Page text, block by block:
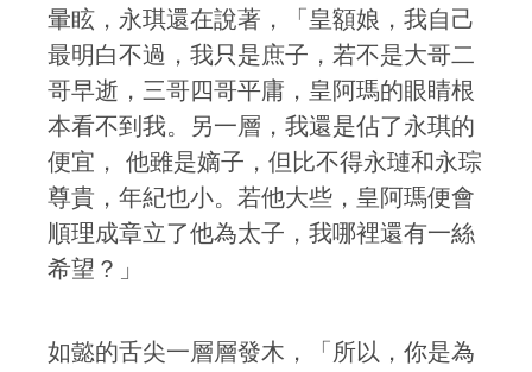
暈眩，永琪還在說著，「皇額娘，我自己
最明白不過，我只是庶子，若不是大哥二
哥早逝，三哥四哥平庸，皇阿瑪的眼睛根
本看不到我。另一層，我還是佔了永琪的
便宜， 他雖是嫡子，但比不得永璉和永琮
尊貴，年紀也小。若他大些，皇阿瑪便會
順理成章立了他為太子，我哪裡還有一絲
希望？」
如懿的舌尖一層層發木，「所以，你是為